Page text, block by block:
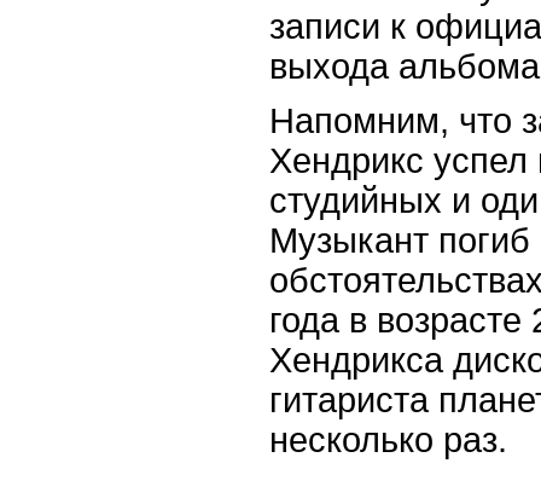
записи к
выхода
Напомним, что
Хендрикс успел
студийных и
Музыкант
года в
Хендрикса
гитариста
несколько раз.